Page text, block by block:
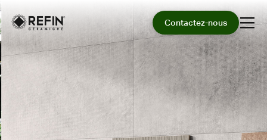
Contactez-nous